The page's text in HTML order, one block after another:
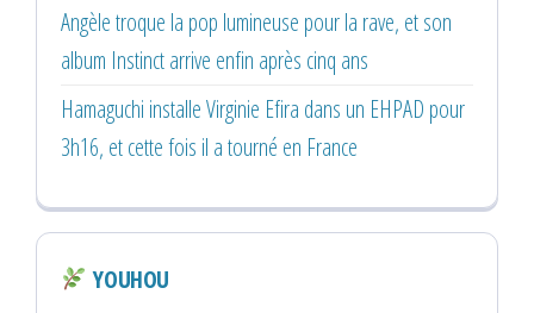
Angèle troque la pop lumineuse pour la rave, et son
album Instinct arrive enfin après cinq ans
Hamaguchi installe Virginie Efira dans un EHPAD pour
3h16, et cette fois il a tourné en France
YOUHOU